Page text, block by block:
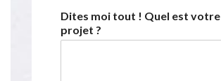
Dites moi tout ! Quel est votre
projet ?